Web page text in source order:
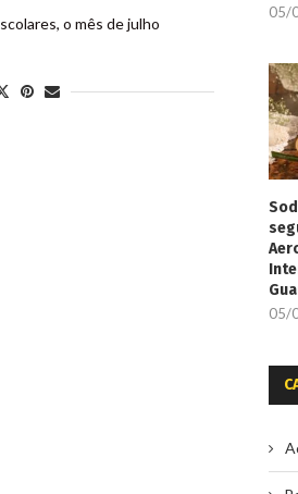
o mês de julho
05/
05/